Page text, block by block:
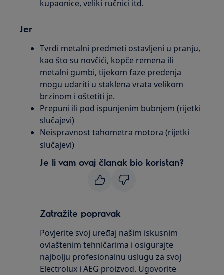
kupaonice, veliki ručnici itd.
Jer
Tvrdi metalni predmeti ostavljeni u pranju,
kao što su novčići, kopče remena ili
metalni gumbi, tijekom faze predenja
mogu udariti u staklena vrata velikom
brzinom i oštetiti je.
Prepuni ili pod ispunjenim bubnjem (rijetki
slučajevi)
Neispravnost tahometra motora (rijetki
slučajevi)
Je li vam ovaj članak bio koristan?
Zatražite popravak
Povjerite svoj uređaj našim iskusnim
ovlaštenim tehničarima i osigurajte
najbolju profesionalnu uslugu za svoj
Electrolux i AEG proizvod. Ugovorite